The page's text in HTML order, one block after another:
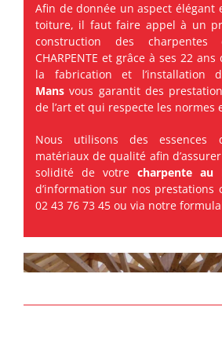
Afin de donnée un aspect élégant
toiture, il faut faire appel à un
construction des
CHARPENTE et grâce à ses 22 ans
la fabrication et l’installation
Mans vous garantit des
de l’art et qui respecte les normes
Nous utilisons des
matériaux de qualité afin
solidité de votre charpente au
d’information sur nos prestations
02 43 76 73 45 ou via notre